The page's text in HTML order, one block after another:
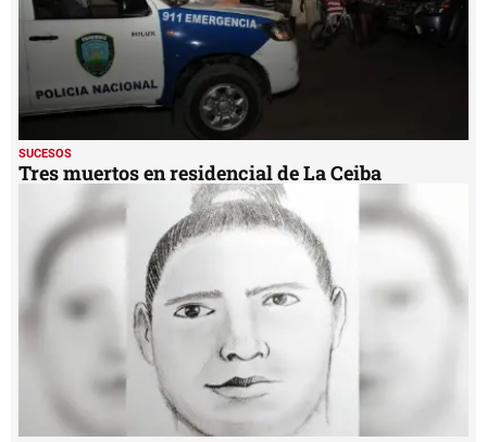
SUCESOS
Tres muertos en residencial de La Ceiba